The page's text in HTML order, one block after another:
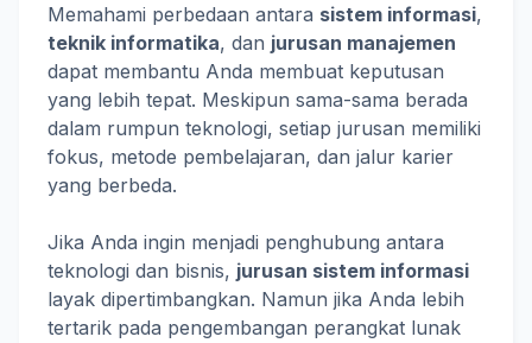
Memahami perbedaan antara sistem informasi,
teknik informatika, dan jurusan manajemen
dapat membantu Anda membuat keputusan
yang lebih tepat. Meskipun sama-sama berada
dalam rumpun teknologi, setiap jurusan memiliki
fokus, metode pembelajaran, dan jalur karier
yang berbeda.
Jika Anda ingin menjadi penghubung antara
teknologi dan bisnis, jurusan sistem informasi
layak dipertimbangkan. Namun jika Anda lebih
tertarik pada pengembangan perangkat lunak